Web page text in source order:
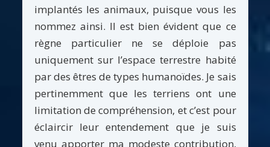
implantés les animaux, puisque vous les
nommez ainsi. Il est bien évident que ce
règne particulier ne se déploie pas
uniquement sur l’espace terrestre habité
par des êtres de types humanoïdes. Je sais
pertinemment que les terriens ont une
limitation de compréhension, et c’est pour
éclaircir leur entendement que je suis
venu apporter ma modeste contribution,